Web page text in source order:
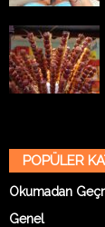
POPÜLER
Okumadan
Genel